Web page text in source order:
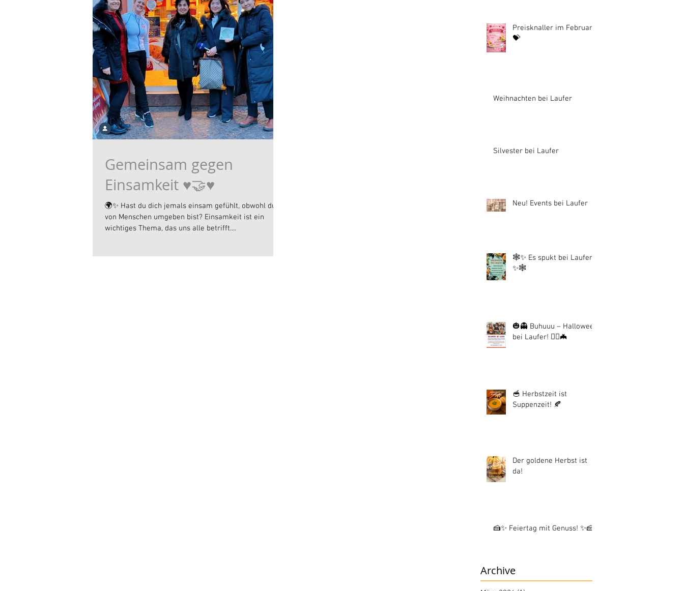
Gemeinsam gegen
Einsamkeit ♥️🤝♥️
🌍✨ Hast du dich jemals einsam gefühlt, obwohl du
von Menschen umgeben bist? Einsamkeit ist ein
wichtiges Thema, das uns alle betrifft....
Preisknaller im Februar
💝
Weihnachten bei Laufer
Silvester bei Laufer
Neu! Events bei Laufer
🕸️✨ Es spukt bei Laufer!
✨🕸️
🎃👻 Buhuuu – Halloween
bei Laufer! 🧙‍♀️🦇
🥣 Herbstzeit ist
Suppenzeit! 🍂
Der goldene Herbst ist
da!
🍰✨ Feiertag mit Genuss! ✨🍰
Archive